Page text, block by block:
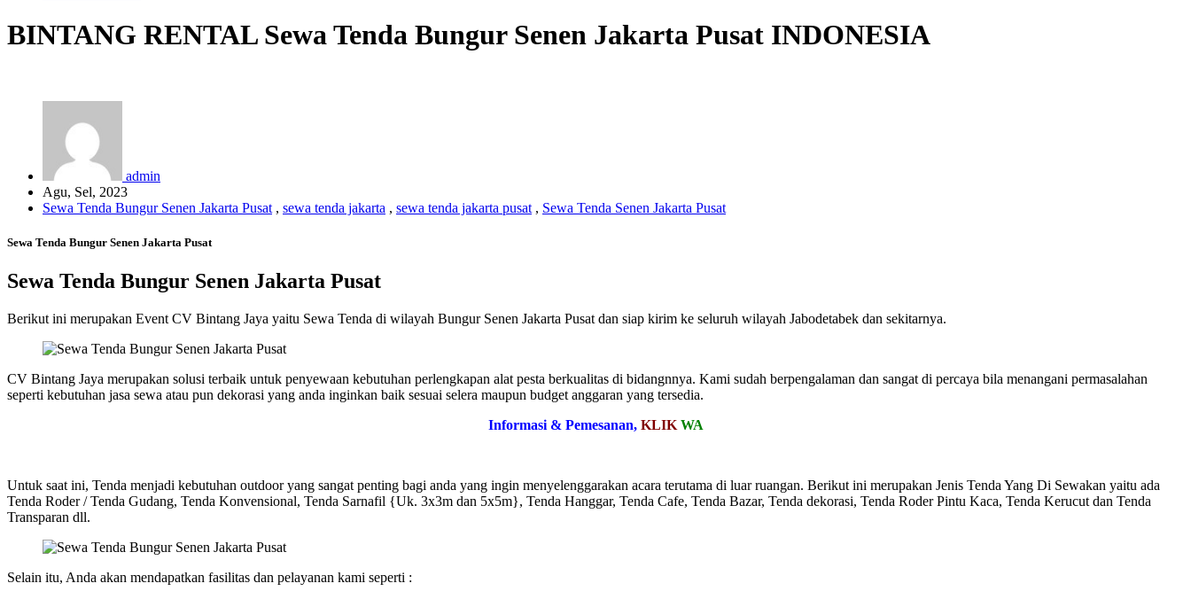
BINTANG RENTAL Sewa Tenda Bungur Senen Jakarta Pusat INDONESIA
admin
Agu, Sel, 2023
Sewa Tenda Bungur Senen Jakarta Pusat , sewa tenda jakarta , sewa tenda jakarta pusat , Sewa Tenda Senen Jakarta Pusat
Sewa Tenda Bungur Senen Jakarta Pusat
Sewa Tenda Bungur Senen Jakarta Pusat
Berikut ini merupakan Event CV Bintang Jaya yaitu Sewa Tenda di wilayah Bungur Senen Jakarta Pusat dan siap kirim ke seluruh wilayah Jabodetabek dan sekitarnya.
CV Bintang Jaya merupakan solusi terbaik untuk penyewaan kebutuhan perlengkapan alat pesta berkualitas di bidangnnya. Kami sudah berpengalaman dan sangat di percaya bila menangani permasalahan
seperti kebutuhan jasa sewa atau pun dekorasi yang anda inginkan baik sesuai selera maupun budget anggaran yang tersedia.
Informasi & Pemesanan, KLIK WA
Untuk saat ini, Tenda menjadi kebutuhan outdoor yang sangat penting bagi anda yang ingin menyelenggarakan acara terutama di luar ruangan. Berikut ini merupakan Jenis Tenda Yang Di Sewakan yaitu ada
Tenda Roder / Tenda Gudang, Tenda Konvensional, Tenda Sarnafil {Uk. 3x3m dan 5x5m}, Tenda Hanggar, Tenda Cafe, Tenda Bazar, Tenda dekorasi, Tenda Roder Pintu Kaca, Tenda Kerucut dan Tenda
Transparan dll.
Selain itu, Anda akan mendapatkan fasilitas dan pelayanan kami seperti :